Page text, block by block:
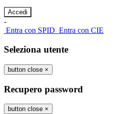
-
Entra con SPID Entra con CIE
Seleziona utente
button close ×
Recupero password
button close ×